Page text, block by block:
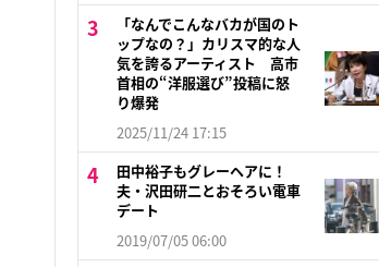
「なんでこんなバカが国のト
ップなの？」カリスマ的な人
気を誇るアーティスト 高市
首相の“洋服選び”投稿に怒
り爆発
2025/11/24 17:15
田中裕子もグレーヘアに！
夫・沢田研二とおそろい電車
デート
2019/07/05 06:00